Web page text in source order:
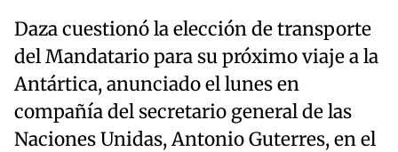
Daza cuestionó la elección de transporte
del Mandatario para su próximo viaje a la
Antártica, anunciado el lunes en
compañía del secretario general de las
Naciones Unidas, Antonio Guterres, en el